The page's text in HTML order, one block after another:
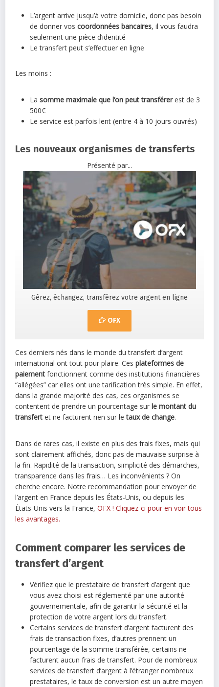
L’argent arrive jusqu’à votre domicile, donc pas besoin
de donner voscoordonnées bancaires, il vous faudra
seulement une pièce d’identité
Le transfert peut s’effectuer en ligne
Les moins :
Lasomme maximale que l’on peut transférerest de 3
500€
Le service est parfois lent (entre 4 à 10 jours ouvrés)
Les nouveaux organismes de transferts
Présenté par...
Gérez, échangez, transférez votre argent en ligne
OFX
Ces derniers nés dans le monde du transfert d’argent
international ont tout pour plaire. Cesplateformes de
paiement fonctionnent comme des institutions financières
“allégées” car elles ont une tarification très simple. En effet,
dans la grande majorité des cas, ces organismes se
contentent de prendre un pourcentage surle montant du
transfert et ne facturent rien sur letaux de change.
Dans de rares cas, il existe en plus des frais fixes, mais qui
sont clairement affichés, donc pas de mauvaise surprise à
la fin. Rapidité de la transaction, simplicité des démarches,
transparence dans les frais… Les inconvénients ? On
cherche encore. Notre recommandation pour envoyer de
l’argent en France depuis les États-Unis, ou depuis les
États-Unis vers la France,OFX ! Cliquez-ci pour en voir tous
les avantages.
Comment comparer les services de
transfert d’argent
Vérifiez que le prestataire de transfert d’argent que
vous avez choisi est réglementé par une autorité
gouvernementale, afin de garantir la sécurité et la
protection de votre argent lors du transfert.
Certains services de transfert d’argent facturent des
frais de transaction fixes, d’autres prennent un
pourcentage de la somme transférée, certains ne
facturent aucun frais de transfert. Pour de nombreux
services de transfert d’argent à l’étranger nombreux
prestataires, le taux de conversion est un autre moyen